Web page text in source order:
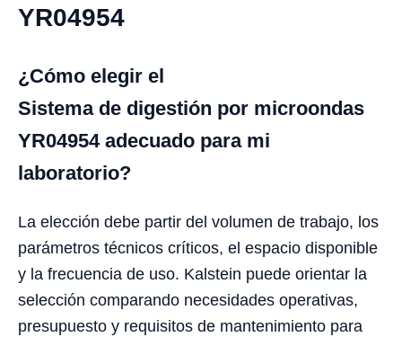
YR04954
¿Cómo elegir el
Sistema de digestión por microondas
YR04954 adecuado para mi
laboratorio?
La elección debe partir del volumen de trabajo, los
parámetros técnicos críticos, el espacio disponible
y la frecuencia de uso. Kalstein puede orientar la
selección comparando necesidades operativas,
presupuesto y requisitos de mantenimiento para